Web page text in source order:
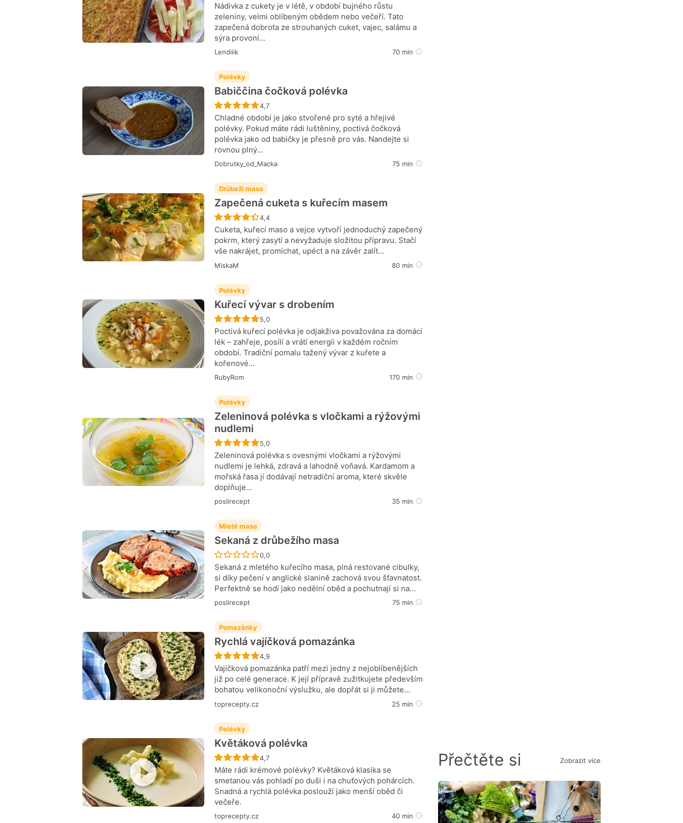
Nádivka z cukety je v létě, v období bujného růstu
zeleniny, velmi oblíbeným obědem nebo večeří. Tato
zapečená dobrota ze strouhaných cuket, vajec, salámu a
sýra provoní…
Lendiiik 70 min
Polévky
Babiččina čočková polévka
Recept ještě nebyl hodnocen
4,7
Chladné období je jako stvořené pro syté a hřejivé
polévky. Pokud máte rádi luštěniny, poctivá čočková
polévka jako od babičky je přesně pro vás. Nandejte si
rovnou plný…
Dobrutky_od_Macka 75 min
Drůbeží maso
Zapečená cuketa s kuřecím masem
Recept ještě nebyl hodnocen
4,4
Cuketa, kuřecí maso a vejce vytvoří jednoduchý zapečený
pokrm, který zasytí a nevyžaduje složitou přípravu. Stačí
vše nakrájet, promíchat, upéct a na závěr zalít…
MiskaM 80 min
Polévky
Kuřecí vývar s drobením
Recept ještě nebyl hodnocen
5,0
Poctivá kuřecí polévka je odjakživa považována za domácí
lék – zahřeje, posílí a vrátí energii v každém ročním
období. Tradiční pomalu tažený vývar z kuřete a
kořenové…
RubyRom 170 min
Polévky
Zeleninová polévka s vločkami a rýžovými
nudlemi
Recept ještě nebyl hodnocen
5,0
Zeleninová polévka s ovesnými vločkami a rýžovými
nudlemi je lehká, zdravá a lahodně voňavá. Kardamom a
mořská řasa jí dodávají netradiční aroma, které skvěle
doplňuje…
poslirecept 35 min
Mleté maso
Sekaná z drůbežího masa
Recept ještě nebyl hodnocen
0,0
Sekaná z mletého kuřecího masa, plná restované cibulky,
si díky pečení v anglické slanině zachová svou šťavnatost.
Perfektně se hodí jako nedělní oběd a pochutnají si na…
poslirecept 75 min
Pomazánky
Rychlá vajíčková pomazánka
Recept ještě nebyl hodnocen
4,9
Vajíčková pomazánka patří mezi jedny z nejoblíbenějších
již po celé generace. K její přípravě zužitkujete především
bohatou velikonoční výslužku, ale dopřát si ji můžete…
toprecepty.cz 25 min
Polévky
Květáková polévka
Recept ještě nebyl hodnocen
4,7
Máte rádi krémové polévky? Květáková klasika se
smetanou vás pohladí po duši i na chuťových pohárcích.
Snadná a rychlá polévka poslouží jako menší oběd či
večeře.
toprecepty.cz 40 min
Přečtěte si Zobrazit více